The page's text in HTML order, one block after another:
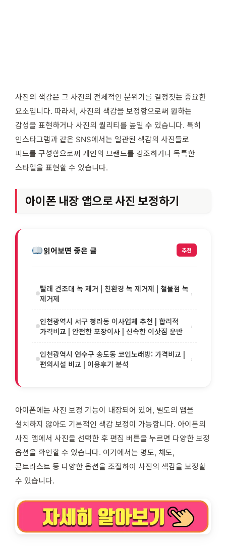
사진의 색감은 그 사진의 전체적인 분위기를 결정짓는 중요한
요소입니다. 따라서, 사진의 색감을 보정함으로써 원하는
감성을 표현하거나 사진의 퀄리티를 높일 수 있습니다. 특히
인스타그램과 같은 SNS에서는 일관된 색감의 사진들로
피드를 구성함으로써 개인의 브랜드를 강조하거나 독특한
스타일을 표현할 수 있습니다.
아이폰 내장 앱으로 사진 보정하기
읽어보면 좋은 글 추천
빨래 건조대 녹 제거 | 친환경 녹 제거제 | 철물점 녹
제거제
›
인천광역시 서구 청라동 이사업체 추천 | 합리적
가격비교 | 안전한 포장이사 | 신속한 이삿짐 운반
›
인천광역시 연수구 송도동 코인노래방: 가격비교 |
편의시설 비교 | 이용후기 분석
›
아이폰에는 사진 보정 기능이 내장되어 있어, 별도의 앱을
설치하지 않아도 기본적인 색감 보정이 가능합니다. 아이폰의
사진 앱에서 사진을 선택한 후 편집 버튼을 누르면 다양한 보정
옵션을 확인할 수 있습니다. 여기에서는 명도, 채도,
콘트라스트 등 다양한 옵션을 조절하여 사진의 색감을 보정할
수 있습니다.